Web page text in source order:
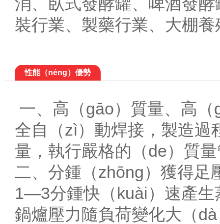
裝行業、製藥行業、大棚
性能（néng）優勢
一、高（gāo）質量、高（
全自（zì）動焊接，製造過
量，執行嚴格的（de）質
二、分鍾（zhōng）獲得足
1—3分鍾快（kuài）速產生
鍋爐壓力隨負荷變化大（